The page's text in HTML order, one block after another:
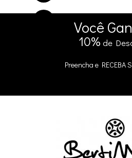
5% DE DESCONTO
Você
10% de
Preencha e RECEBA